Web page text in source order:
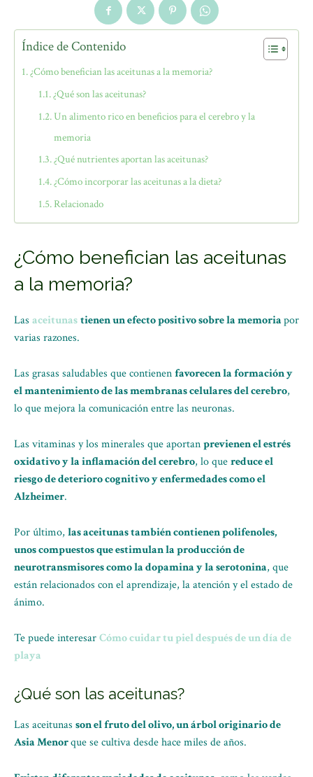
Índice de Contenido
¿Cómo benefician las aceitunas a la memoria?
¿Qué son las aceitunas?
Un alimento rico en beneficios para el cerebro y la
memoria
¿Qué nutrientes aportan las aceitunas?
¿Cómo incorporar las aceitunas a la dieta?
Relacionado
¿Cómo benefician las aceitunas
a la memoria?
Las aceitunastienen un efecto positivo sobre la memoriapor
varias razones.
Las grasas saludables que contienenfavorecen la formación y
el mantenimiento de las membranas celulares del cerebro,
lo que mejora la comunicación entre las neuronas.
Las vitaminas y los minerales que aportanprevienen el estrés
oxidativo y la inflamación del cerebro, lo quereduce el
riesgo de deterioro cognitivo y enfermedades como el
Alzheimer.
Por último, las aceitunas también contienen polifenoles,
unos compuestos que estimulan la producción de
neurotransmisores como la dopamina y la serotonina, que
están relacionados con el aprendizaje, la atención y el estado de
ánimo.
Te puede interesarCómo cuidar tu piel después de un día de
playa
¿Qué son las aceitunas?
Las aceitunas son el fruto del olivo, un árbol originario de
Asia Menorque se cultiva desde hace miles de años.